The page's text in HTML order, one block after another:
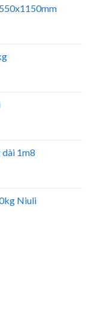
1m8
Niuli